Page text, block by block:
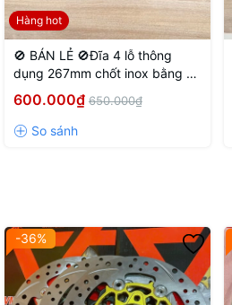
Hàng hot
🚫 BÁN LẺ 🚫Đĩa 4 lỗ thông
dụng 267mm chốt inox bằng 4
lỗ màu Vàng nhạt
600.000₫ 650.000₫
-36%